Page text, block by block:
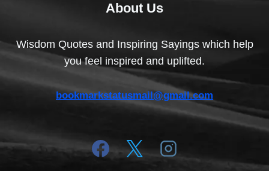
About Us
Wisdom Quotes and Inspiring Sayings which help
you feel inspired and uplifted.
bookmarkstatusmail@gmail.com